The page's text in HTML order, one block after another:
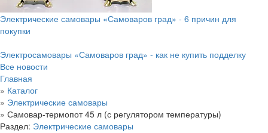
Электрические самовары «Самоваров град» - 6 причин для
покупки
Электросамовары «Самоваров град» - как не купить подделку
Все новости
Главная
» Каталог
» Электрические самовары
» Самовар-термопот 45 л (с регулятором температуры)
Раздел: Электрические самовары